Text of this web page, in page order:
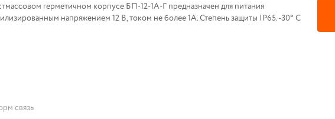
герметичном корпусе БП-12-1А-Г предназначен для питания
напряжением 12 В, током не более 1А. Степень защиты IP65. -30° С
связь